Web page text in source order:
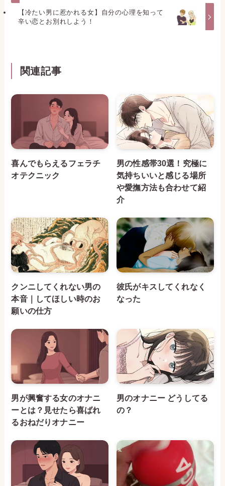
【冷たい男に惹かれる女】自分の心理を知って
辛い恋とお別れしよう！
関連記事
喜んでもらえるフェラチ
オテクニック
男の性感帯30選！究極に
気持ちいいと感じる場所
や愛撫方法も合わせて紹
介
クンニしてくれない男の
本音｜してほしい時のお
願いの仕方
彼氏がキスしてくれなく
なった
男が興奮する女のオナニ
ーとは？見せたら喜ばれ
るおねだりオナニー
男のオナニー どうしてる
の？